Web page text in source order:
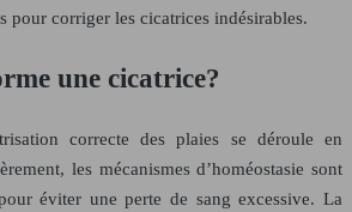
pour corriger les cicatrices indésirables.
une cicatrice?
correcte des plaies se déroule en
les mécanismes d’homéostasie sont
éviter une perte de sang excessive. La